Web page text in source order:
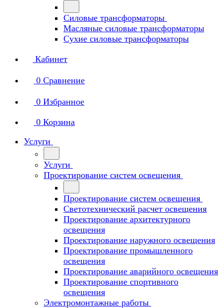
Силовые трансформаторы
Масляные силовые трансформаторы
Сухие силовые трансформаторы
Кабинет
0 Сравнение
0 Избранное
0 Корзина
Услуги
Услуги
Проектирование систем освещения
Проектирование систем освещения
Светотехнический расчет освещения
Проектирование архитектурного
освещения
Проектирование наружного освещения
Проектирование промышленного
освещения
Проектирование аварийного освещения
Проектирование спортивного
освещения
Электромонтажные работы